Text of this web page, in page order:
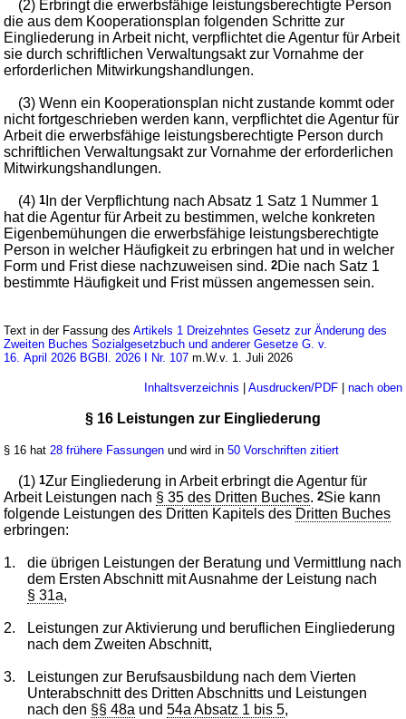
(2) Erbringt die erwerbsfähige leistungsberechtigte Person
die aus dem Kooperationsplan folgenden Schritte zur
Eingliederung in Arbeit nicht, verpflichtet die Agentur für Arbeit
sie durch schriftlichen Verwaltungsakt zur Vornahme der
erforderlichen Mitwirkungshandlungen.
(3) Wenn ein Kooperationsplan nicht zustande kommt oder
nicht fortgeschrieben werden kann, verpflichtet die Agentur für
Arbeit die erwerbsfähige leistungsberechtigte Person durch
schriftlichen Verwaltungsakt zur Vornahme der erforderlichen
Mitwirkungshandlungen.
(4)1 In der Verpflichtung nach Absatz 1 Satz 1 Nummer 1
hat die Agentur für Arbeit zu bestimmen, welche konkreten
Eigenbemühungen die erwerbsfähige leistungsberechtigte
Person in welcher Häufigkeit zu erbringen hat und in welcher
Form und Frist diese nachzuweisen sind.2Die nach Satz 1
bestimmte Häufigkeit und Frist müssen angemessen sein.
Text in der Fassung desArtikels 1 Dreizehntes Gesetz zur Änderung des
Zweiten Buches Sozialgesetzbuch und anderer Gesetze G. v.
16. April 2026 BGBl. 2026 I Nr. 107 m.W.v. 1. Juli 2026
Inhaltsverzeichnis Ausdrucken/PDF| nach oben
§ 16 Leistungen zur Eingliederung
§ 16 hat28 frühere Fassungen und wird in50 Vorschriften zitiert
(1)1Zur Eingliederung in Arbeit erbringt die Agentur für
Arbeit Leistungen nach § 35 des Dritten Buches.2Sie kann
folgende Leistungen des Dritten Kapitels des Dritten Buches
erbringen:
1.
die übrigen Leistungen der Beratung und Vermittlung nach
dem Ersten Abschnitt mit Ausnahme der Leistung nach
§ 31a,
2.
Leistungen zur Aktivierung und beruflichen Eingliederung
nach dem Zweiten Abschnitt,
3.
Leistungen zur Berufsausbildung nach dem Vierten
Unterabschnitt des Dritten Abschnitts und Leistungen
nach den §§ 48a und54a Absatz 1 bis 5,